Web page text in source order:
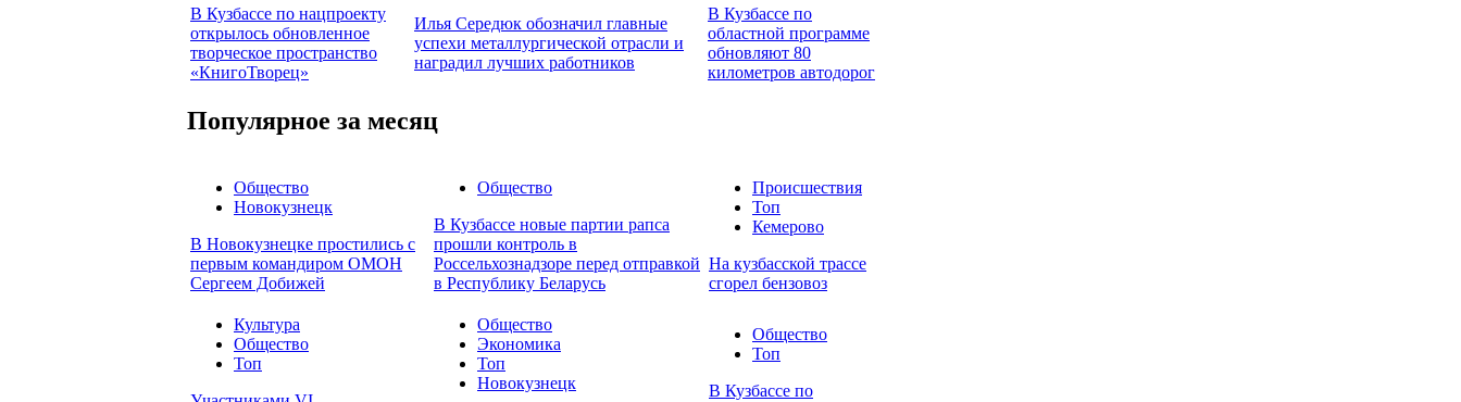
В Кузбассе по нацпроекту
открылось обновленное
творческое пространство
«КнигоТворец»
Илья Середюк обозначил главные
успехи металлургической отрасли и
наградил лучших работников
В Кузбассе по
областной программе
обновляют 80
километров автодорог
Популярное за месяц
Общество
Новокузнецк
В Новокузнецке простились с
первым командиром ОМОН
Сергеем Добижей
Общество
В Кузбассе новые партии рапса
прошли контроль в
Россельхознадзоре перед отправкой
в Республику Беларусь
Происшествия
Топ
Кемерово
На кузбасской трассе
сгорел бензовоз
Культура
Общество
Топ
Общество
Экономика
Топ
Новокузнецк
Общество
Топ
В Кузбассе по